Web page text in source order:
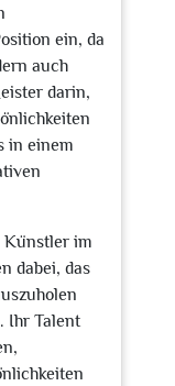
ein, da
auch
darin,
in einem
Künstler im
dabei, das
Ihr Talent